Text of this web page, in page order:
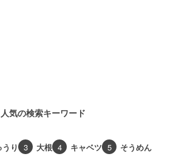
人気の検索キーワード
うり 3 大根 4 キャベツ 5 そうめん